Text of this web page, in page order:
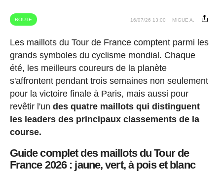
ROUTE 16/07/26 13:00 MIGUE A.
Les maillots du Tour de France comptent parmi les
grands symboles du cyclisme mondial. Chaque
été, les meilleurs coureurs de la planète
s'affrontent pendant trois semaines non seulement
pour la victoire finale à Paris, mais aussi pour
revêtir l'un des quatre maillots qui distinguent
les leaders des principaux classements de la
course.
Guide complet des maillots du Tour de
France 2026 : jaune, vert, à pois et blanc